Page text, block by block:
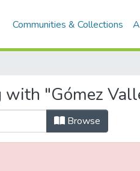
Communities & Collections
"Gómez
Browse